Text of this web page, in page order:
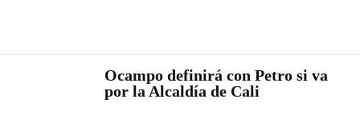
Ocampo definirá con Petro si va
por la Alcaldía de Cali